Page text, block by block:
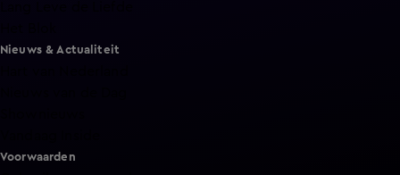
Nieuws & Actualiteit
Voorwaarden